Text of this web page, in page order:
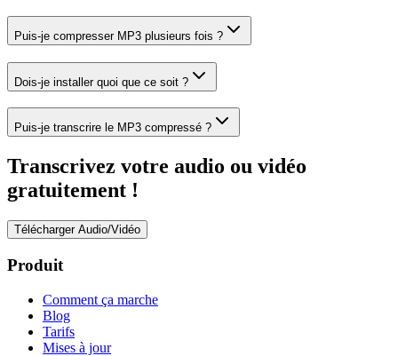
Puis-je compresser MP3 plusieurs fois ?
Dois-je installer quoi que ce soit ?
Puis-je transcrire le MP3 compressé ?
Transcrivez votre audio ou vidéo
gratuitement !
Télécharger Audio/Vidéo
Produit
Comment ça marche
Blog
Tarifs
Mises à jour